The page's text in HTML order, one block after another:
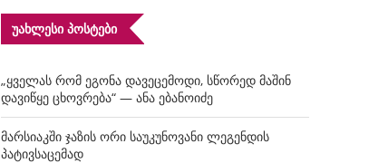
ᲣᲐᲮᲚᲔᲡᲘ ᲞᲝᲡᲢᲔᲑᲘ
„ყველას რომ ეგონა დავეცემოდი, სწორედ მაშინ
დავიწყე ცხოვრება“ — ანა ებანოიძე
მარსიაკში ჯაზის ორი საუკუნოვანი ლეგენდის
პატივსაცემად